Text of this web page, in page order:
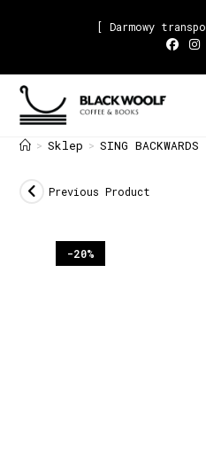
[ Darmowy
> Sklep > SING
-20%
Previous Product